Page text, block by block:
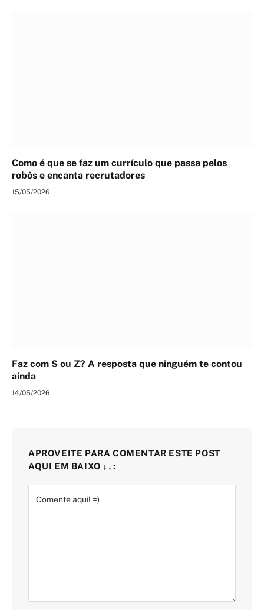
Como é que se faz um currículo que passa pelos
robôs e encanta recrutadores
15/05/2026
Faz com S ou Z? A resposta que ninguém te contou
ainda
14/05/2026
APROVEITE PARA COMENTAR ESTE POST
AQUI EM BAIXO ↓↓: